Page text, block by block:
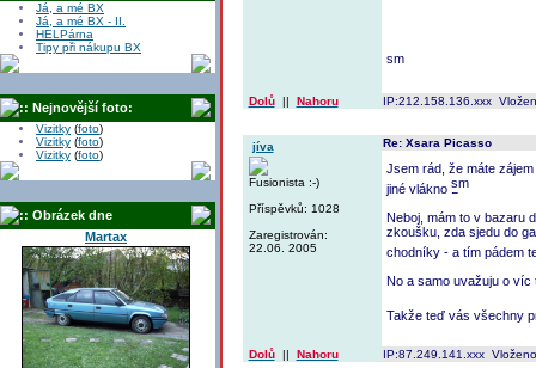
Já, a mé BX
Já, a mé BX - II.
HELPárna
Tipy při nákupu BX
:: Nejnovější foto:
Vizitky (foto)
Vizitky (foto)
Vizitky (foto)
:: Obrázek dne
Martax
Dolů|| Nahoru IP:212.158.136.xxx
jíva
Fusionista :-)
Příspěvků: 1028
Zaregistrován:
22.06. 2005
Re: Xsara Picasso
Jsem rád, že máte
jiné vlákno
Neboj, mám to v bazaru
zkoušku, zda sjedu do
chodníky - a tím pádem
No a samo uvažuju o víc
Takže teď vás všechny
Dolů|| Nahoru IP:87.249.141.xxx